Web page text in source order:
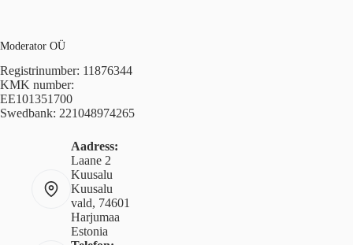
Moderator OÜ
Registrinumber: 11876344
KMK number:
EE101351700
Swedbank: 221048974265
Aadress:
Laane 2
Kuusalu
Kuusalu
vald, 74601
Harjumaa
Estonia